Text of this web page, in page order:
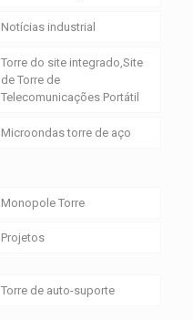
Notícias industrial
Torre do site integrado,Site
de Torre de
Telecomunicações Portátil
Microondas torre de aço
Monopole Torre
Projetos
Torre de auto-suporte